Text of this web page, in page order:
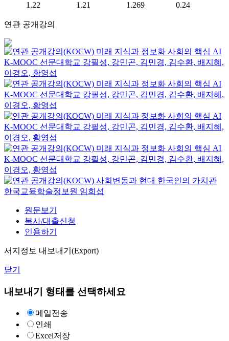
1.22 1.21 1.269 0.24
연관 공개강의
미래 지식과 정보화 사회의 핵심 AI
K-MOOC 선문대학교 강필성, 강민곤, 김민경, 김수환, 배지혜,
이경오, 황영섭
미래 지식과 정보화 사회의 핵심 AI
K-MOOC 선문대학교 강필성, 강민곤, 김민경, 김수환, 배지혜,
이경오, 황영섭
미래 지식과 정보화 사회의 핵심 AI
K-MOOC 선문대학교 강필성, 강민곤, 김민경, 김수환, 배지혜,
이경오, 황영섭
미래 지식과 정보화 사회의 핵심 AI
K-MOOC 선문대학교 강필성, 강민곤, 김민경, 김수환, 배지혜,
이경오, 황영섭
사회변동과 현대 한국인의 가치관
한국교육학술정보원 임희섭
원문보기
복사/대출신청
인용하기
서지정보 내보내기(Export)
닫기
내보내기 형태를 선택하세요
메일전송
인쇄
Excel저장